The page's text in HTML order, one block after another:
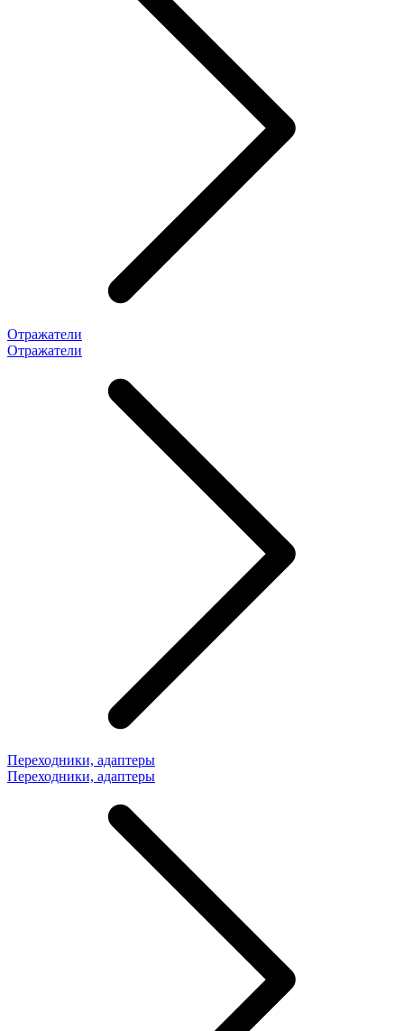
Отражатели
Отражатели
Переходники, адаптеры
Переходники, адаптеры